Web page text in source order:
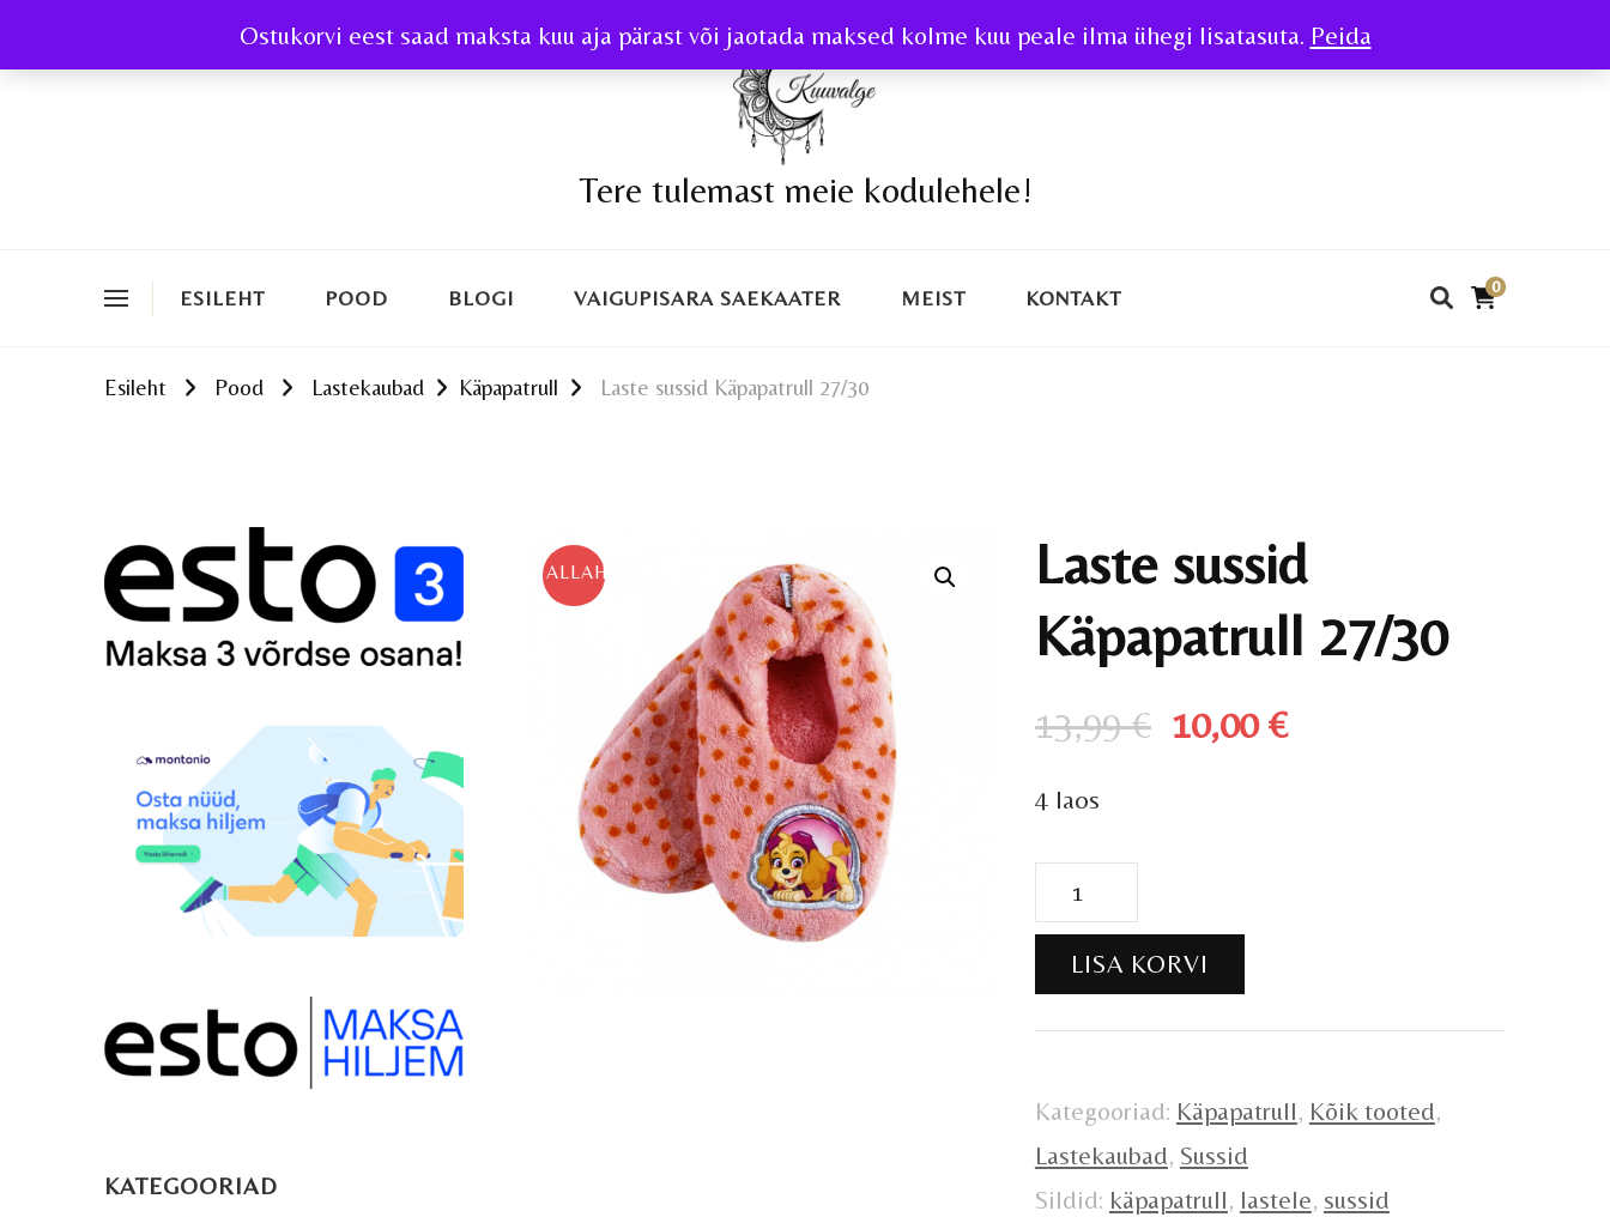
Ostukorvi eest saad maksta kuu aja pärast või jaotada maksed kolme kuu peale ilma ühegi lisatasuta. Peida
Tere tulemast meie kodulehele!
ESILEHT POOD BLOGI VAIGUPISARA SAEKAATER MEIST KONTAKT
0
Esileht Pood Lastekaubad Käpapatrull Laste sussid Käpapatrull 27/30
ALLAHINDLUS!
Laste sussid
Käpapatrull 27/30
13,99€ Algne
10,00€
4 laos
Laste
sussid
Käpapatrull
27/30
LISA KORVI
Kategooriad: Käpapatrull, Kõik tooted,
Lastekaubad, Sussid
Sildid: käpapatrull, lastele, sussid
KATEGOORIAD